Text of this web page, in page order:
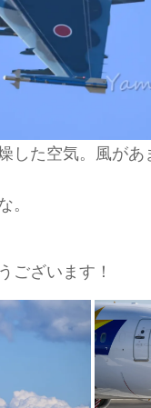
した空気。風があ
。
ございます！